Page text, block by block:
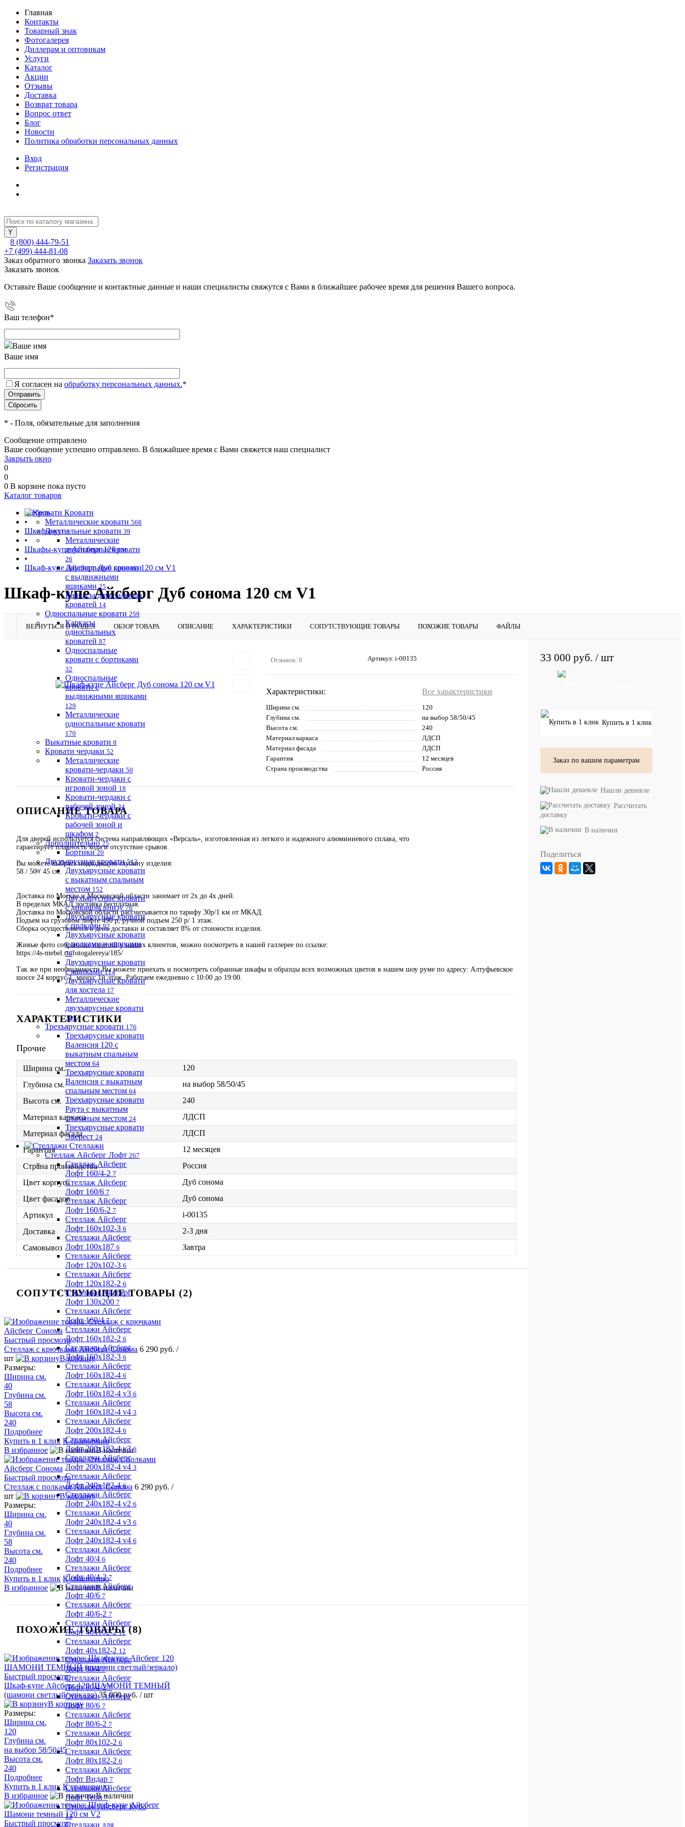
Главная
Контакты
Товарный знак
Фотогалерея
Диллерам и оптовикам
Услуги
Каталог
Акции
Отзывы
Доставка
Возврат товара
Вопрос ответ
Блог
Новости
Политика обработки персональных данных
Вход
Регистрация
8 (800) 444-79-51
+7 (499) 444-81-08
Заказ обратного звонка Заказать звонок
Заказать звонок
Оставьте Ваше сообщение и контактные данные и наши специалисты свяжутся с Вами в ближайшее рабочее время для решения Вашего вопроса.
Ваш телефон*
Ваше имя
Я согласен на обработку персональных данных.*
* - Поля, обязательные для заполнения
Сообщение отправлено
Ваше сообщение успешно отправлено. В ближайшее время с Вами свяжется наш специалист
Закрыть окно
0
0
0 В корзине пока пусто
Каталог товаров
Кровати
Металлические кровати 568
Двуспальные кровати 39
Металлические
двуспальные кровати
26
Двуспальные кровати
с выдвижными
ящиками25
Каркасы двуспальных
кроватей 14
Односпальные кровати 259
Каркасы
односпальных
кроватей87
Односпальные
кровати с бортиками
32
Односпальные
кровати с
выдвижными ящиками
129
Металлические
односпальные кровати
170
Выкатные кровати 8
Кровати чердаки 52
Металлические
кровати-чердаки 50
Кровати-чердаки с
игровой зоной18
Кровати-чердаки с
рабочей зоной34
Кровати-чердаки с
рабочей зоной и
шкафом 2
Дополнительно 25
Бортики20
Двухъярусные кровати 513
Двухъярусные кровати
с выкатным спальным
местом 152
Двухъярусные кровати
с диваном внизу76
Двухъярусные кровати
с полками92
Двухъярусные кровати
с полками и ящиками
76
Двухъярусные кровати
с ящиками114
Двухъярусные кровати
для хостела 17
Металлические
двухъярусные кровати
361
Трехъярусные кровати 176
Трехъярусные кровати
Валенсия 120 с
выкатным спальным
местом 64
Трехъярусные кровати
Валенсия с выкатным
спальным местом64
Трехъярусные кровати
Раута с выкатным
спальным местом 24
Трехъярусные кровати
Эверест 24
Стеллажи
Стеллаж Айсберг Лофт 267
Стеллаж Айсберг
Лофт 160/4-27
Стеллаж Айсберг
Лофт 160/67
Стеллаж Айсберг
Лофт 160/6-27
Стеллаж Айсберг
Лофт 160х102-3 6
Стеллажи Айсберг
Лофт 100х187 6
Стеллажи Айсберг
Лофт 120х102-3 6
Стеллажи Айсберг
Лофт 120х182-2 6
Стеллажи Айсберг
Лофт 130х200 7
Стеллажи Айсберг
Лофт 160/47
Стеллажи Айсберг
Лофт 160х182-2 6
Стеллажи Айсберг
Лофт 160х182-3 6
Стеллажи Айсберг
Лофт 160х182-4 6
Стеллажи Айсберг
Лофт 160х182-4 v3 6
Стеллажи Айсберг
Лофт 160х182-4 v4 3
Стеллажи Айсберг
Лофт 200х182-4 6
Стеллажи Айсберг
Лофт 200х182-4 v36
Стеллажи Айсберг
Лофт 200х182-4 v4 3
Стеллажи Айсберг
Лофт 240х182-46
Стеллажи Айсберг
Лофт 240х182-4 v2 6
Стеллажи Айсберг
Лофт 240х182-4 v3 6
Стеллажи Айсберг
Лофт 240х182-4 v4 6
Стеллажи Айсберг
Лофт 40/4 6
Стеллажи Айсберг
Лофт 40/4-27
Стеллажи Айсберг
Лофт 40/6 7
Стеллажи Айсберг
Лофт 40/6-2 7
Стеллажи Айсберг
Лофт 40х102-212
Стеллажи Айсберг
Лофт 40х182-2 12
Стеллажи Айсберг
Лофт 80/47
Стеллажи Айсберг
Лофт 80/4-27
Стеллажи Айсберг
Лофт 80/6 7
Стеллажи Айсберг
Лофт 80/6-2 7
Стеллажи Айсберг
Лофт 80х102-2 6
Стеллажи Айсберг
Лофт 80х182-2 6
Стеллажи Айсберг
Лофт Видар 7
Стеллажи Айсберг
Лофт Теон7
Стеллаж Айсберг Кубо
13
Стеллажи для
Мебель
•
Шкафы-купе
•
Шкафы-купе Айсберг 120 см
•
Шкаф-купе Айсберг Дуб сонома 120 см V1
Шкаф-купе Айсберг Дуб сонома 120 см V1
ВЕРНУТЬСЯ В РАЗДЕЛ ОБЗОР ТОВАРА ОПИСАНИЕ ХАРАКТЕРИСТИКИ СОПУТСТВУЮЩИЕ ТОВАРЫ ПОХОЖИЕ ТОВАРЫ ФАЙЛЫ
Отзывов: 0 Артикул: i-00135
Характеристики: Все характеристики
Ширина см.
120
Глубина см.
на выбор 58/50/45
Высота см.
240
Материал каркаса
ЛДСП
Материал фасада
ЛДСП
Гарантия
12 месяцев
Страна производства
Россия
ОПИСАНИЕ ТОВАРА
Для дверей используется система направляющих «Версаль», изготовленная из легкого и надежного алюминиевого сплава, что
гарантирует плавность хода и отсутствие срывов.
Вы можете выбрать подходящую глубину изделия:
58 / 50 / 45 см.
Доставка по Москве и Московской области занимает от 2х до 4х дней.
В пределах МКАД доставка бесплатная.
Доставка по Московской области рассчитывается по тарифу 30р/1 км от МКАД.
Подъем на грузовом лифте 490 р, ручной подъем 250 р/ 1 этаж.
Сборка осуществляется в день доставки и составляет 8% от стоимости изделия.
Живые фото собранных изделий у наших клиентов, можно посмотреть в нашей галлерее по ссылке:
https://4s-mebel.ru/fotogalereya/185/
Так же при необходимости Вы можете приехать и посмотреть собранные шкафы и образцы всех возможных цветов в нашем шоу руме по адресу: Алтуфьевское
шоссе 24 корпус 1, минус 1й этаж. Работаем ежедневно с 10:00 до 19:00.
ХАРАКТЕРИСТИКИ
Прочие
Ширина см.
120
Глубина см.
на выбор 58/50/45
Высота см.
240
Материал каркаса
ЛДСП
Материал фасада
ЛДСП
Гарантия
12 месяцев
Страна производства
Россия
Цвет корпуса
Дуб сонома
Цвет фасадов
Дуб сонома
Артикул
i-00135
Доставка
2-3 дня
Самовывоз
Завтра
СОПУТСТВУЮЩИЕ ТОВАРЫ (2)
Быстрый просмотр
Стеллаж с крючками Айсберг Сонома 6 290 руб. /
шт
В корзину
Размеры:
Ширина см.
40
Глубина см.
58
Высота см.
240
Подробнее
Купить в 1 клик К сравнению
В избранное
В наличии
Быстрый просмотр
Стеллаж с полками Айсберг Сонома 6 290 руб. /
шт
В корзину
Размеры:
Ширина см.
40
Глубина см.
58
Высота см.
240
Подробнее
Купить в 1 клик К сравнению
В избранное
В наличии
ПОХОЖИЕ ТОВАРЫ (8)
Быстрый просмотр
Шкаф-купе Айсберг 120 ШАМОНИ ТЕМНЫЙ
(шамони светлый/зеркало) 35 000 руб. / шт
В корзину
Размеры:
Ширина см.
120
Глубина см.
на выбор 58/50/45
Высота см.
240
Подробнее
Купить в 1 клик К сравнению
В избранное
В наличии
Быстрый просмотр
33 000 руб. / шт
Купить в 1 клик
Заказ по вашим параметрам
Нашли дешевле
Рассчитать
доставку
В наличии
Поделиться